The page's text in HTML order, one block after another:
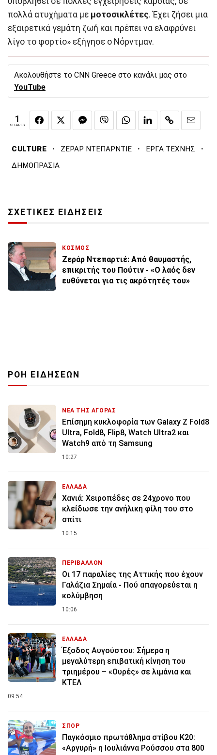
πολλά ατυχήματα με μοτοσικλέτες. Έχει ζήσει μια
εξαιρετικά γεμάτη ζωή και πρέπει να ελαφρύνει
λίγο το φορτίο» εξήγησε ο Νόρντμαν.
Ακολουθήστε το CNN Greece στο κανάλι μας στο
YouTube
1
SHARES
CULTURE · ΖΕΡΑΡ ΝΤΕΠΑΡΝΤΙΕ · ΕΡΓΑ ΤΕΧΝΗΣ ·
ΔΗΜΟΠΡΑΣΙΑ
ΣΧΕΤΙΚΕΣ ΕΙΔΗΣΕΙΣ
ΚΟΣΜΟΣ
Ζεράρ Ντεπαρτιέ: Από θαυμαστής,
επικριτής του Πούτιν - «Ο λαός δεν
ευθύνεται για τις ακρότητές του»
ΡΟΗ ΕΙΔΗΣΕΩΝ
ΝΕΑ ΤΗΣ ΑΓΟΡΑΣ
Επίσημη κυκλοφορία των Galaxy Z Fold8
Ultra, Fold8, Flip8, Watch Ultra2 και
Watch9 από τη Samsung
10:27
ΕΛΛΑΔΑ
Χανιά: Χειροπέδες σε 24χρονο που
κλείδωσε την ανήλικη φίλη του στο
σπίτι
10:15
ΠΕΡΙΒΑΛΛΟΝ
Οι 17 παραλίες της Αττικής που έχουν
Γαλάζια Σημαία - Πού απαγορεύεται η
κολύμβηση
10:06
ΕΛΛΑΔΑ
Έξοδος Αυγούστου: Σήμερα η
μεγαλύτερη επιβατική κίνηση του
τριημέρου – «Ουρές» σε λιμάνια και
ΚΤΕΛ
09:54
ΣΠΟΡ
Παγκόσμιο πρωτάθλημα στίβου Κ20:
«Αργυρή» η Ιουλιάννα Ρούσσου στα 800